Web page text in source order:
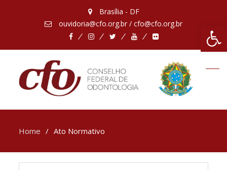
Brasília - DF
ouvidoria@cfo.org.br / cfo@cfo.org.br
FacebookInstagramTwitterYoutubeFlickr
Home Ato Normativo